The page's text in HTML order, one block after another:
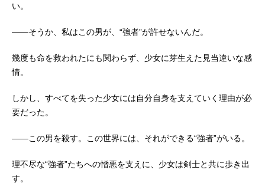
い。
――そうか、私はこの男が、“強者”が許せないんだ。
幾度も命を救われたにも関わらず、少女に芽生えた見当違いな感
情。
しかし、すべてを失った少女には自分自身を支えていく理由が必
要だった。
――この男を殺す。この世界には、それができる“強者”がいる。
理不尽な“強者”たちへの憎悪を支えに、少女は剣士と共に歩き出
す。